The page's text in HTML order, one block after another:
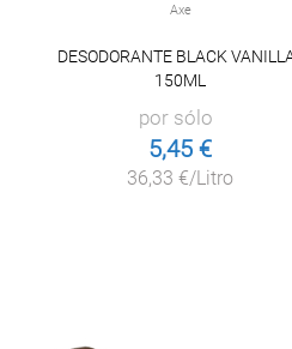
Axe
DESODORANTE BLACK
150ML
por sólo
5,45 €
36,33 €/Litro